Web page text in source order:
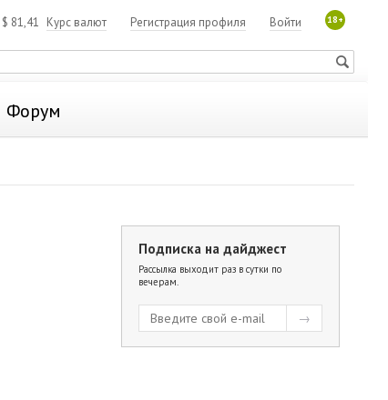
$ 81,41 Курс валют 18+
Войти
Регистрация профиля
Форум
Подписка на дайджест
Рассылка выходит раз в сутки по
вечерам.